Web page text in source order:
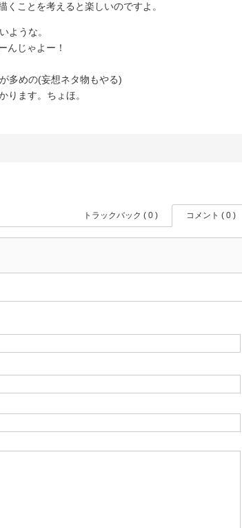
ことを考えると楽しいのですよ。
ような。
んじゃよー！
が多めの(妄想ネタ物もやる)
ります。ちょほ。
トラックバック ( 0 ) コメント ( 0 )